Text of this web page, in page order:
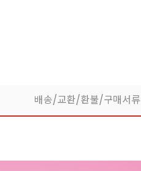
배송/교환/환불/구매서류